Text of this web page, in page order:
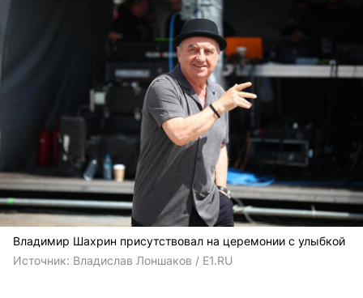
Владимир Шахрин присутствовал на церемонии с улыбкой
Источник: Владислав Лоншаков / E1.RU